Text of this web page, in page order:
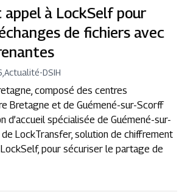
à LockSelf pour
de fichiers avec
,Actualité-DSIH
composé des centres
Bretagne et de Guémené-sur-Scorff
d’accueil spécialisée de Guémené-sur-
LockTransfer, solution de chiffrement
pour sécuriser le partage de